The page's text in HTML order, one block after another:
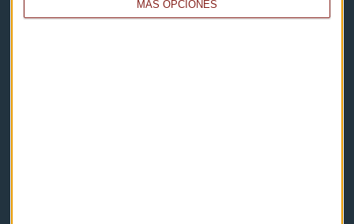
MÁS OPCIONES